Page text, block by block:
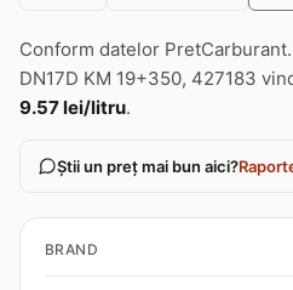
Conform datelor
DN17D KM 19+350, 427183
9.57 lei/litru.
Știi un preț mai bun aici?
BRAND